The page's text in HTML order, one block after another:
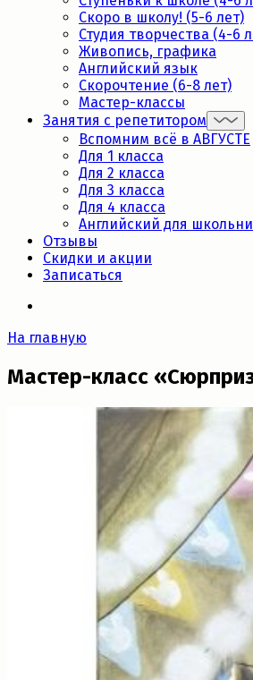
Скоро в школу! (5-6 лет)
Студия творчества (4-6
Живопись, графика
Английский язык
Скорочтение (6-8 лет)
Мастер-классы
Занятия с репетитором
Вспомним всё в АВГУСТЕ
Для 1 класса
Для 2 класса
Для 3 класса
Для 4 класса
Английский для
Отзывы
Скидки и акции
Записаться
На главную
Мастер-класс